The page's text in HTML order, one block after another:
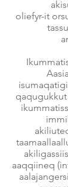
oliefyr-it
aaqqiineq